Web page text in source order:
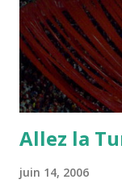
Allez la
juin 14, 2006